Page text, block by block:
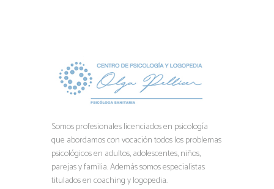
Somos profesionales licenciados en psicología
que abordamos con vocación todos los problemas
psicológicos en adultos, adolescentes, niños,
parejas y familia. Además somos especialistas
titulados en coaching y logopedia.